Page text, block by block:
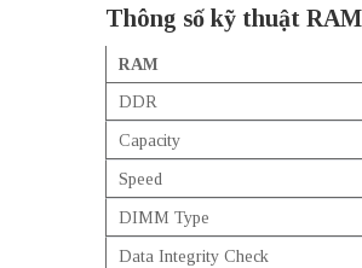
Thông số kỹ thuật
RAM
DDR
Capacity
Speed
DIMM Type
Data Integrity Check